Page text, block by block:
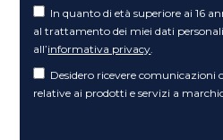
In quanto di età superiore ai 16
al trattamento dei miei dati
all’informativa privacy.
Desidero ricevere
relative ai prodotti e servizi a